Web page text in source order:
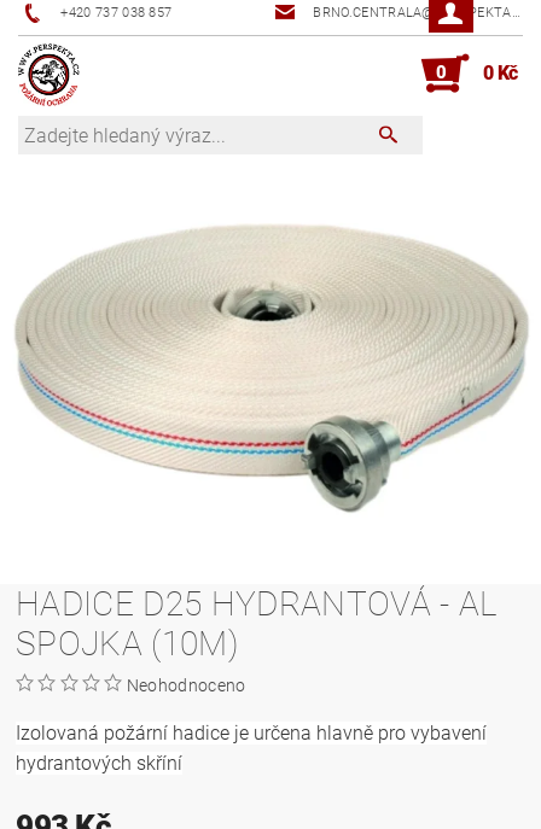
+420 737 038 857 BRNO.CENTRALA@PERSPEKTA.CZ
0 0 Kč
HADICE D25 HYDRANTOVÁ - AL
SPOJKA (10M)
Neohodnoceno
Izolovaná požární hadice je určena hlavně pro vybavení
hydrantových skříní